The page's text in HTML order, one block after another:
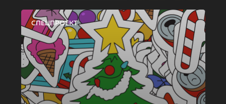
СПЕЦПРОЕКТ